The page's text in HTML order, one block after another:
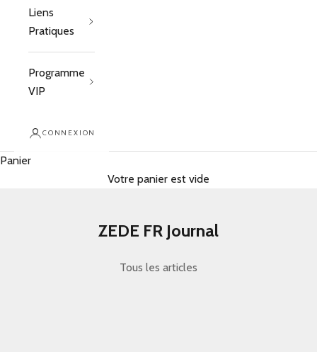
Liens
Pratiques
Programme
VIP
CONNEXION
Panier
Votre panier est vide
ZEDE FR Journal
Tous les articles